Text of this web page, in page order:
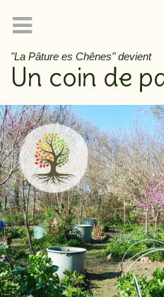
"La Pâture es Chênes" devient
Un coin de